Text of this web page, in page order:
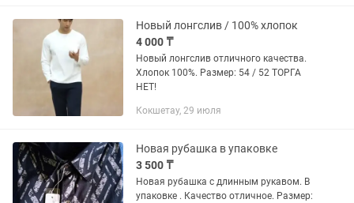
Новый лонгслив / 100% хлопок
4 000 ₸
Новый лонгслив отличного качества.
Хлопок 100%. Размер: 54 / 52 ТОРГА
НЕТ!
Кокшетау, 29 июля
Новая рубашка в упаковке
3 500 ₸
Новая рубашка с длинным рукавом. В
упаковке . Качество отличное. Размер: